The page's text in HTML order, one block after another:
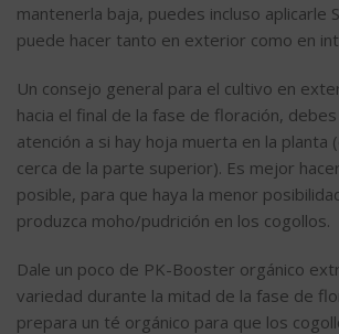
mantenerla baja, puedes incluso aplicarle
puede hacer tanto en exterior como en
Un consejo general para el cultivo en
hacia el final de la fase de floración,
atención a si hay hoja muerta en la planta
cerca de la parte superior). Es mejor
posible, para que haya la menor
produzca moho/pudrición en los cogollos.
Dale un poco de PK-Booster orgánico
variedad durante la mitad de la fase de
prepara un té orgánico para que los